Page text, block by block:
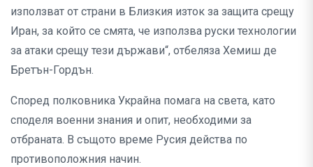
използват от страни в Близкия изток за защита срещу
Иран, за който се смята, че използва руски технологии
за атаки срещу тези държави“, отбеляза Хемиш де
Бретън-Гордън.
Според полковника Украйна помага на света, като
споделя военни знания и опит, необходими за
отбраната. В същото време Русия действа по
противоположния начин.